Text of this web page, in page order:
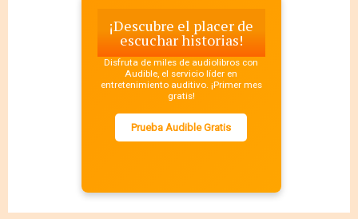
¡Descubre el placer de
escuchar historias!
Disfruta de miles de audiolibros con
Audible, el servicio líder en
entretenimiento auditivo. ¡Primer mes
gratis!
Prueba Audible Gratis